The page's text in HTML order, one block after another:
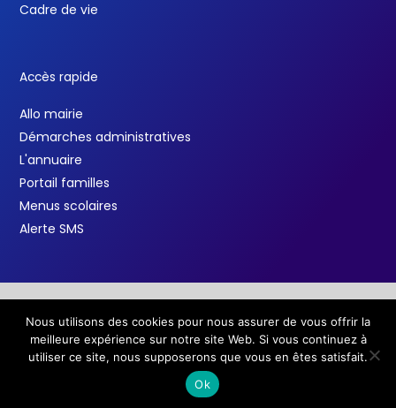
Cadre de vie
Accès rapide
Allo mairie
Démarches administratives
L'annuaire
Portail familles
Menus scolaires
Alerte SMS
Copyright © 2026 Ville de Salindres /Mentions légales
F
a
c
T
w
i
Y
o
u
Nous utilisons des cookies pour nous assurer de vous offrir la
meilleure expérience sur notre site Web. Si vous continuez à
utiliser ce site, nous supposerons que vous en êtes satisfait.
Ok